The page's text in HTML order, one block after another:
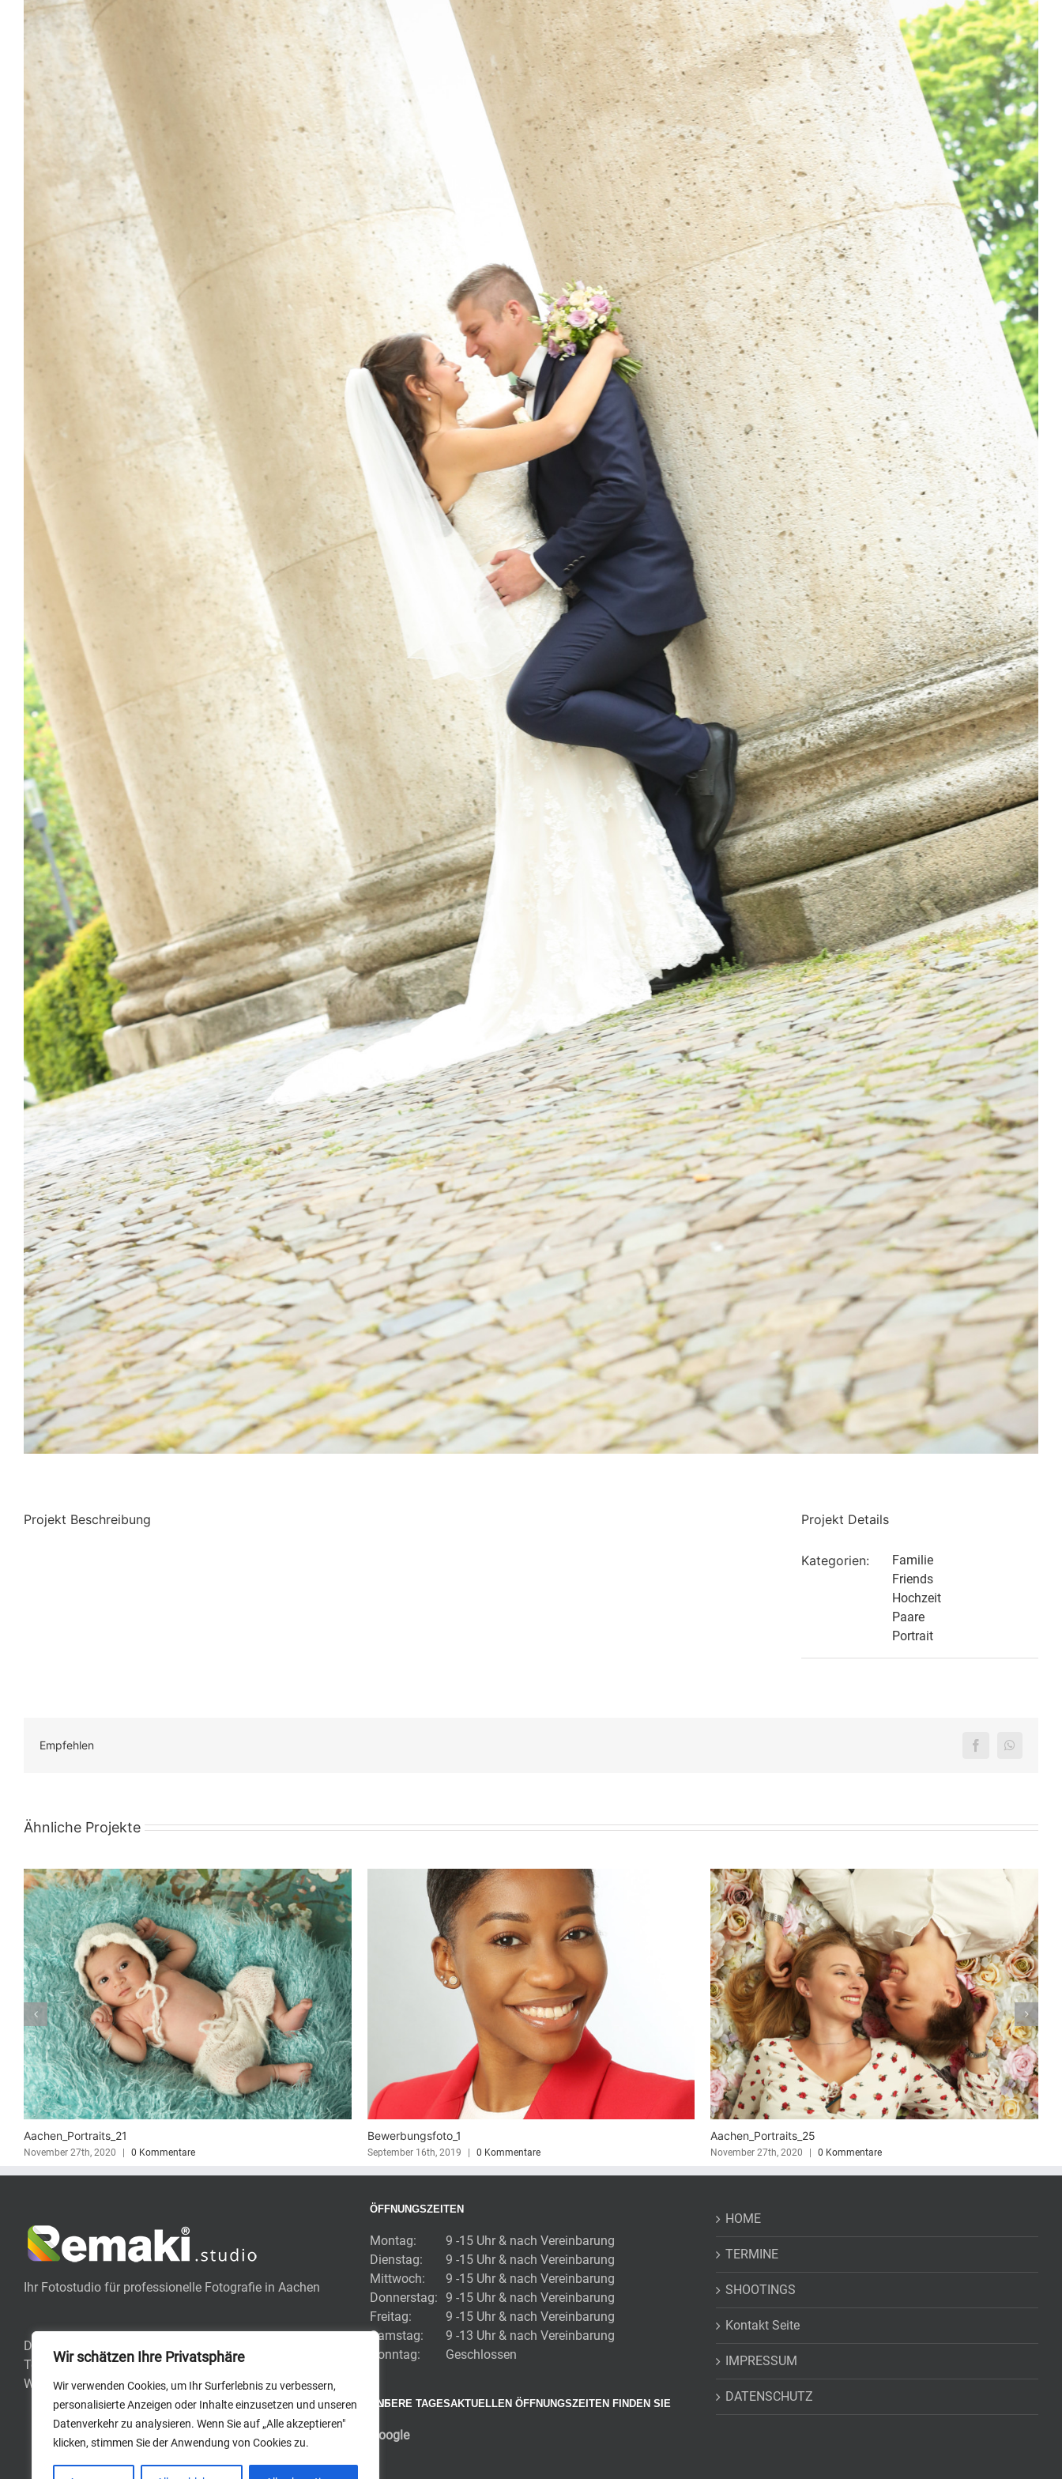
Wir schätzen Ihre Privatsphäre
Wir verwenden Cookies, um Ihr Surferlebnis zu verbessern,
personalisierte Anzeigen oder Inhalte einzusetzen und unseren
Datenverkehr zu analysieren. Wenn Sie auf „Alle akzeptieren"
klicken, stimmen Sie der Anwendung von Cookies zu.
Projekt Beschreibung Projekt Details
Kategorien:
Familie
Friends
Hochzeit
Paare
Portrait
Empfehlen FacebookWhatsApp
Ähnliche Projekte
Aachen_Portraits_24
November 27th, 2020 | 0 Kommentare
Aachen_Portraits_22
November 27th, 2020 0 Kommentare
Aachen_Portraits_21
November 27th, 2020 | 0 Kommentare
Ihr Fotostudio für professionelle Fotografie in Aachen
Dunantstraße 8 , 52064 Aachen
Telefon: +49 (0) 241 - 95 78 99 23
Webseite:www.remaki.studio
ÖFFNUNGSZEITEN
Montag:
Dienstag:
Mittwoch:
Donnerstag:
Freitag:
Samstag:
Sonntag:
9 -15 Uhr & nach Vereinbarung
9 -15 Uhr & nach Vereinbarung
9 -15 Uhr & nach Vereinbarung
9 -15 Uhr & nach Vereinbarung
9 -15 Uhr & nach Vereinbarung
9 -13 Uhr & nach Vereinbarung
Geschlossen
UNSERE TAGESAKTUELLEN ÖFFNUNGSZEITEN FINDEN SIE AUF
Google
HOME
TERMINE
SHOOTINGS
Kontakt Seite
IMPRESSUM
DATENSCHUTZ